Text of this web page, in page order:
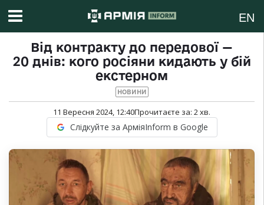
EN
Від контракту до передової —
20 днів: кого росіяни кидають у бій
екстерном
НОВИНИ
11 Вересня 2024, 12:40Прочитаєте за: 2хв.
Слідкуйте за АрміяInform в Google